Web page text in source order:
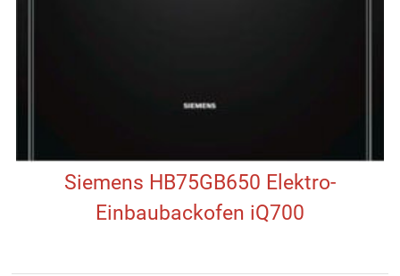
Siemens HB75GB650 Elektro-
Einbaubackofen iQ700